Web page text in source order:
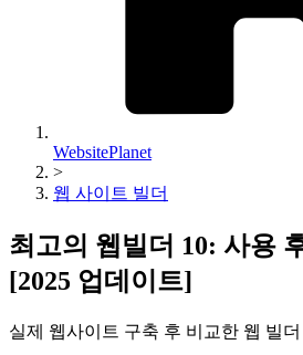
WebsitePlanet
>
웹 사이트 빌더
최고의 웹빌더 10: 사용
[2025 업데이트]
실제 웹사이트 구축 후 비교한 웹 빌더